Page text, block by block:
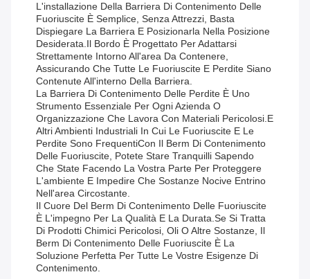
L'installazione Della Barriera Di Contenimento Delle
Fuoriuscite È Semplice, Senza Attrezzi, Basta
Dispiegare La Barriera E Posizionarla Nella Posizione
Desiderata.Il Bordo È Progettato Per Adattarsi
Strettamente Intorno All'area Da Contenere,
Assicurando Che Tutte Le Fuoriuscite E Perdite Siano
Contenute All'interno Della Barriera.
La Barriera Di Contenimento Delle Perdite È Uno
Strumento Essenziale Per Ogni Azienda O
Organizzazione Che Lavora Con Materiali Pericolosi.e
Altri Ambienti Industriali In Cui Le Fuoriuscite E Le
Perdite Sono FrequentiCon Il Berm Di Contenimento
Delle Fuoriuscite, Potete Stare Tranquilli Sapendo
Che State Facendo La Vostra Parte Per Proteggere
L'ambiente E Impedire Che Sostanze Nocive Entrino
Nell'area Circostante.
Il Cuore Del Berm Di Contenimento Delle Fuoriuscite
È L'impegno Per La Qualità E La Durata.Se Si Tratta
Di Prodotti Chimici Pericolosi, Oli O Altre Sostanze, Il
Berm Di Contenimento Delle Fuoriuscite È La
Soluzione Perfetta Per Tutte Le Vostre Esigenze Di
Contenimento.